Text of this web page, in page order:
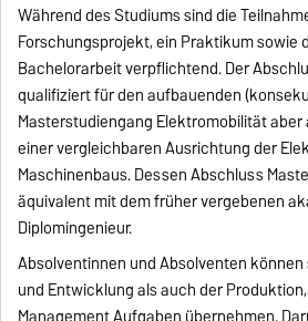
Während des Studiums sind die
Forschungsprojekt, ein Praktikum sowie
Bachelorarbeit verpflichtend. Der
qualifiziert für den aufbauenden
Masterstudiengang Elektromobilität aber
einer vergleichbaren Ausrichtung der
Maschinenbaus. Dessen Abschluss
äquivalent mit dem früher vergebenen
Diplomingenieur.
Absolventinnen und Absolventen
und Entwicklung als auch der